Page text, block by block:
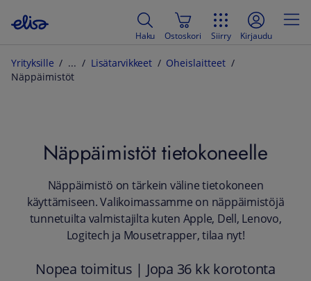
Haku Ostoskori Siirry Kirjaudu
Yrityksille Lisätarvikkeet
Oheislaitteet
Näppäimistöt
Näppäimistöt tietokoneelle
Näppäimistö on tärkein väline tietokoneen
käyttämiseen. Valikoimassamme on näppäimistöjä
tunnetuilta valmistajilta kuten Apple, Dell, Lenovo,
Logitech ja Mousetrapper, tilaa nyt!
Nopea toimitus | Jopa 36 kk korotonta